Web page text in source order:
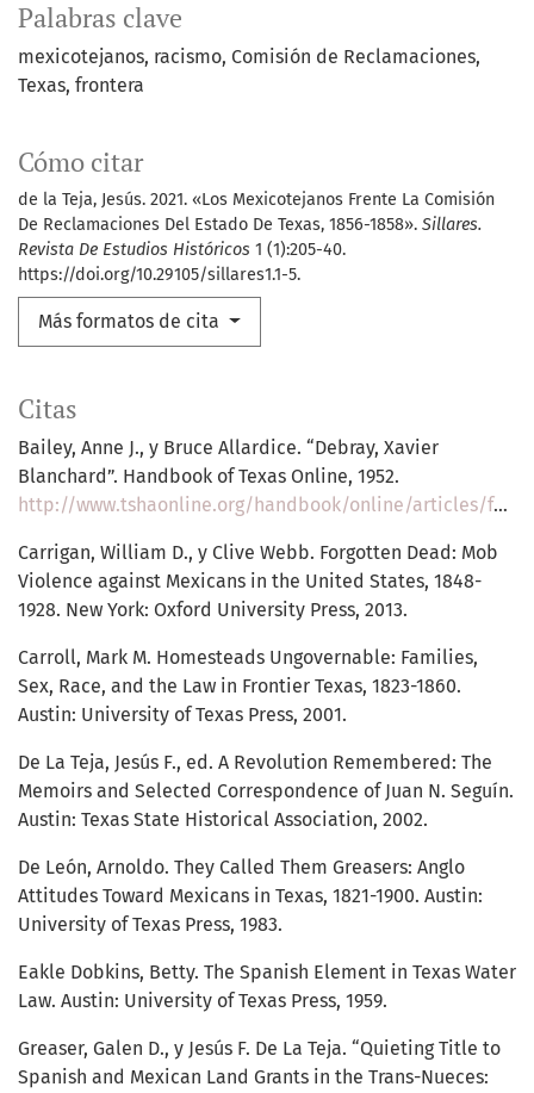
Palabras clave
mexicotejanos racismo Comisión de Reclamaciones
Texas frontera
Cómo citar
de la Teja, Jesús. 2021. «Los Mexicotejanos Frente La Comisión
De Reclamaciones Del Estado De Texas, 1856-1858». Sillares.
Revista De Estudios Históricos 1 (1):205-40.
https://doi.org/10.29105/sillares1.1-5.
Más formatos de cita
Citas
Bailey, Anne J., y Bruce Allardice. “Debray, Xavier
Blanchard”. Handbook of Texas Online, 1952.
http://www.tshaonline.org/handbook/online/articles/fde02
Carrigan, William D., y Clive Webb. Forgotten Dead: Mob
Violence against Mexicans in the United States, 1848-
1928. New York: Oxford University Press, 2013.
Carroll, Mark M. Homesteads Ungovernable: Families,
Sex, Race, and the Law in Frontier Texas, 1823-1860.
Austin: University of Texas Press, 2001.
De La Teja, Jesús F., ed. A Revolution Remembered: The
Memoirs and Selected Correspondence of Juan N. Seguín.
Austin: Texas State Historical Association, 2002.
De León, Arnoldo. They Called Them Greasers: Anglo
Attitudes Toward Mexicans in Texas, 1821-1900. Austin:
University of Texas Press, 1983.
Eakle Dobkins, Betty. The Spanish Element in Texas Water
Law. Austin: University of Texas Press, 1959.
Greaser, Galen D., y Jesús F. De La Teja. “Quieting Title to
Spanish and Mexican Land Grants in the Trans-Nueces: